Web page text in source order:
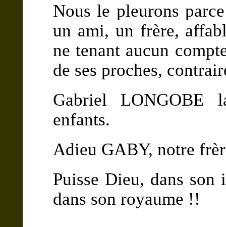
Nous le pleurons
un ami, un frère,
ne tenant aucun
de ses proches,
Gabriel LONGOBE
enfants.
Adieu GABY, notre
Puisse Dieu, dans
dans son royaume !!